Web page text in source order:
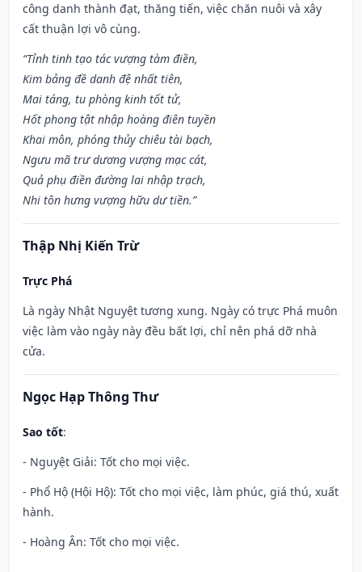
công danh thành đạt, thăng tiến, việc chăn nuôi và xây
cất thuận lợi vô cùng.
“Tỉnh tinh tạo tác vượng tàm điền,
Kim bảng đề danh đệ nhất tiên,
Mai táng, tu phòng kinh tốt tử,
Hốt phong tật nhập hoàng điên tuyền
Khai môn, phóng thủy chiêu tài bạch,
Ngưu mã trư dương vượng mạc cát,
Quả phụ điền đường lai nhập trạch,
Nhi tôn hưng vượng hữu dư tiền.”
Thập Nhị Kiến Trừ
Trực Phá
Là ngày Nhật Nguyệt tương xung. Ngày có trực Phá muôn
việc làm vào ngày này đều bất lợi, chỉ nên phá dỡ nhà
cửa.
Ngọc Hạp Thông Thư
Sao tốt:
- Nguyệt Giải: Tốt cho mọi việc.
- Phổ Hộ (Hội Hộ): Tốt cho mọi việc, làm phúc, giá thú, xuất
hành.
- Hoàng Ân: Tốt cho mọi việc.